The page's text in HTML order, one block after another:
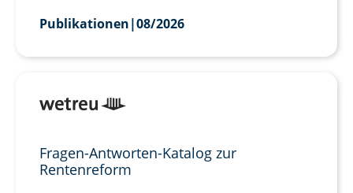
Publikationen|08/2026
Fragen-Antworten-Katalog zur
Rentenreform